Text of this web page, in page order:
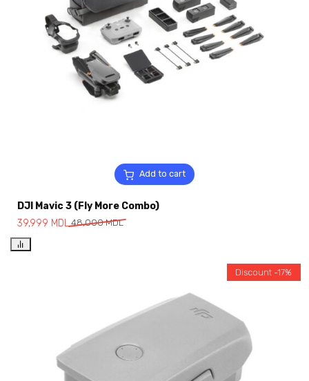
Add to cart
DJI Mavic 3 (Fly More Combo)
48,000MDL
39,999 MDL
Discount -17%